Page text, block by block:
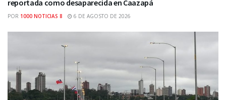
reportada como desaparecida en Caazapá
POR 1000 NOTICIAS 8 6 DE AGOSTO DE 2026